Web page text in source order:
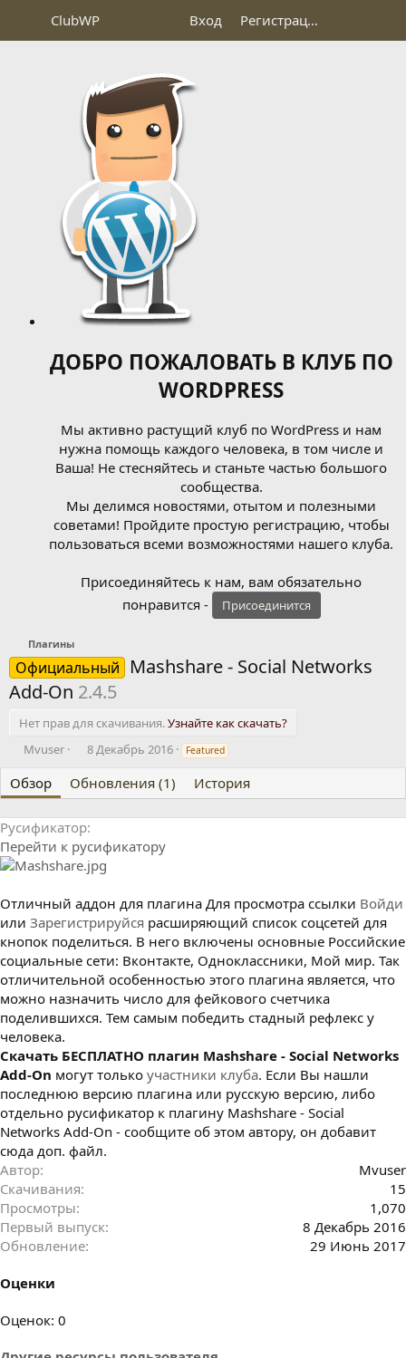
ClubWP Вход Регистрация
ДОБРО ПОЖАЛОВАТЬ В КЛУБ ПО
WORDPRESS
Мы активно растущий клуб по WordPress и нам
нужна помощь каждого человека, в том числе и
Ваша! Не стесняйтесь и станьте частью большого
сообщества.
Мы делимся новостями, отытом и полезными
советами! Пройдите простую регистрацию, чтобы
пользоваться всеми возможностями нашего клуба.
Присоединяйтесь к нам, вам обязательно
понравится -
Присоединится
Плагины
Официальный
Mashshare - Social Networks
Add-On 2.4.5
Нет прав для скачивания.Узнайте как скачать?
А
т
о
Mvuser
Д
т
а
о
з
д
а
и
я
8 Декабрь 2016 Featured
Обзор Обновления (1) История
Русификатор
Перейти к русификатору
Отличный аддон для плагина Для просмотра ссылки Войди
или Зарегистрируйся расширяющий список соцсетей для
кнопок поделиться. В него включены основные Российские
социальные сети: Вконтакте, Одноклассники, Мой мир. Так
отличительной особенностью этого плагина является, что
можно назначить число для фейкового счетчика
поделившихся. Тем самым победить стадный рефлекс у
человека.
Cкачать БЕСПЛАТНО плагин Mashshare - Social Networks
Add-On могут только участники клуба. Если Вы нашли
последнюю версию плагина или русскую версию, либо
отдельно русификатор к плагину Mashshare - Social
Networks Add-On - сообщите об этом автору, он добавит
сюда доп. файл.
Автор
Mvuser
Скачивания
15
Просмотры
1,070
Первый выпуск
8 Декабрь 2016
Обновление
29 Июнь 2017
Оценки
0
Оценок: 0